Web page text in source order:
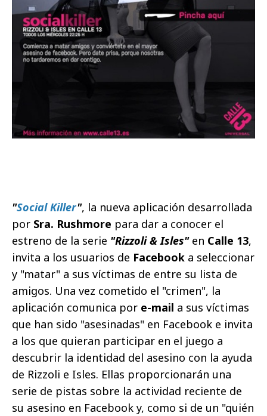
"Social Killer", la nueva aplicación desarrollada
por Sra. Rushmore para dar a conocer el
estreno de la serie "Rizzoli & Isles"en Calle 13,
invita a los usuarios de Facebook a seleccionar
y "matar" a sus víctimas de entre su lista de
amigos. Una vez cometido el "crimen", la
aplicación comunica por e-mail a sus víctimas
que han sido "asesinadas" en Facebook e invita
a los que quieran participar en el juego a
descubrir la identidad del asesino con la ayuda
de Rizzoli e Isles. Ellas proporcionarán una
serie de pistas sobre la actividad reciente de
su asesino en Facebook y, como si de un "quién